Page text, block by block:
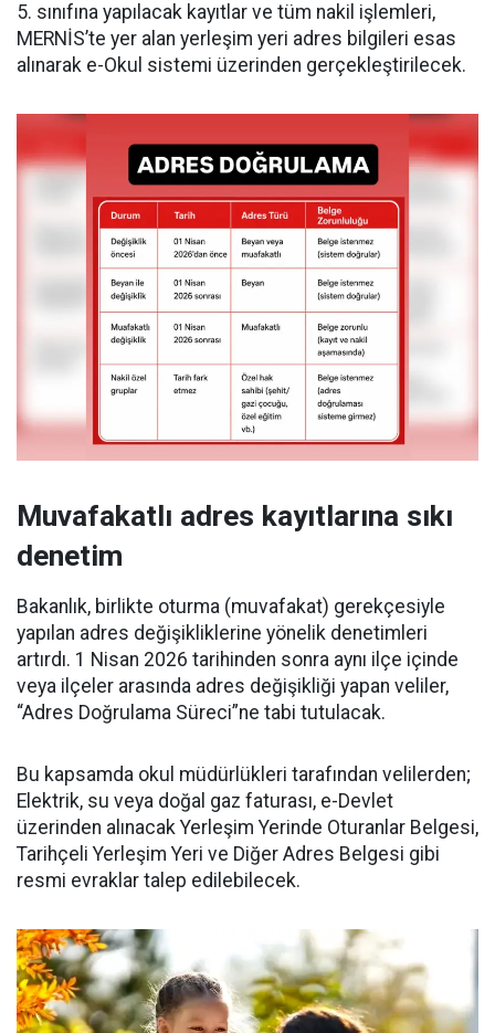
5. sınıfına yapılacak kayıtlar ve tüm nakil işlemleri,
MERNİS’te yer alan yerleşim yeri adres bilgileri esas
alınarak e-Okul sistemi üzerinden gerçekleştirilecek.
Muvafakatlı adres kayıtlarına sıkı
denetim
Bakanlık, birlikte oturma (muvafakat) gerekçesiyle
yapılan adres değişikliklerine yönelik denetimleri
artırdı. 1 Nisan 2026 tarihinden sonra aynı ilçe içinde
veya ilçeler arasında adres değişikliği yapan veliler,
“Adres Doğrulama Süreci”ne tabi tutulacak.
Bu kapsamda okul müdürlükleri tarafından velilerden;
Elektrik, su veya doğal gaz faturası, e-Devlet
üzerinden alınacak Yerleşim Yerinde Oturanlar Belgesi,
Tarihçeli Yerleşim Yeri ve Diğer Adres Belgesi gibi
resmi evraklar talep edilebilecek.